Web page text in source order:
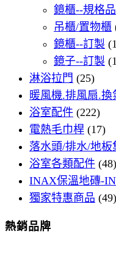
鏡櫃--規格
吊櫃/置物櫃
鏡櫃--訂製
鏡子--訂製
淋浴拉門 (25)
暖風機.排風扇.換
浴室配件 (222)
電熱毛巾桿 (17)
落水頭/排水/地板
浴室各類配件 (48)
INAX保溫地磚-
獨家特惠商品 (49)
熱銷品牌